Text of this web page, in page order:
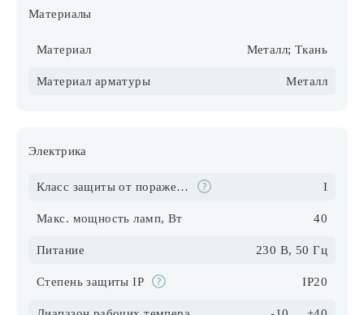
Материалы
Материал Металл; Ткань
Материал арматуры Металл
Электрика
Класс защиты от поражения электрическим током I
Макс. мощность ламп, Вт 40
Питание 230 В, 50 Гц
Степень защиты IP IP20